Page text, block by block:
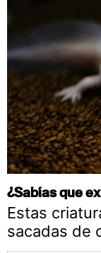
¿Sabías que
Estas
sacadas de